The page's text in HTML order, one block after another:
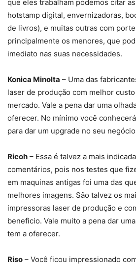
que eles trabalham podemos citar
hotstamp digital, envernizadoras,
de livros), e muitas outras com
principalmente os menores, que
imediato nas suas necessidades.
Konica Minolta – Uma das
laser de produção com melhor
mercado. Vale a pena dar uma
oferecer. No mínimo você
para dar um upgrade no seu
Ricoh – Essa é talvez a mais
comentários, pois nos testes que
em maquinas antigas foi uma das
melhores imagens. São talvez os
impressoras laser de produção e
beneficio. Vale muito a pena dar
tem a oferecer.
Riso – Você ficou impressionado